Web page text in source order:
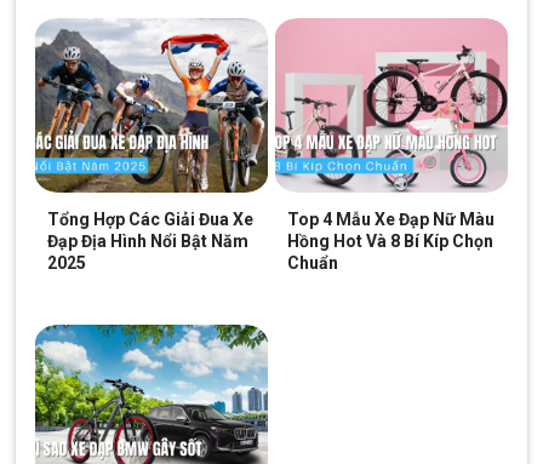
kèm với vành xe làm từ hợp kim nhôm cứng cáp, đảm bảo độ
bền cao và hạn chế tối đa việc biến dạng sau các va chạm.
Vành xe này không chỉ bền mà còn giúp xe di chuyển nhanh
hơn, nhờ vào khả năng chịu lực tốt.
Tổng Hợp Các Giải Đua Xe
Đạp Địa Hình Nổi Bật Năm
2025
Top 4 Mẫu Xe Đạp Nữ Màu
Hồng Hot Và 8 Bí Kíp Chọn
Chuẩn